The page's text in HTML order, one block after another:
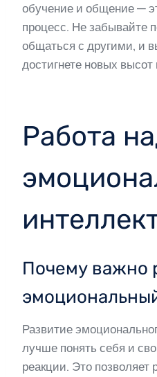
обучение и общение —
процесс. Не забывайте
общаться с другими, и
достигнете новых
Работа
Почему важно
Развитие
лучше понять себя и
реакции. Это позволяет